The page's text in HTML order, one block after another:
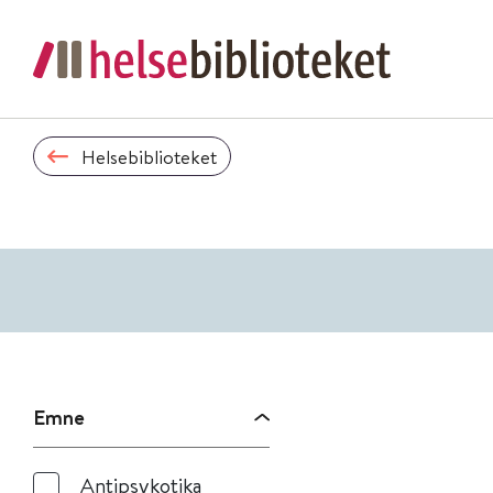
Helsebiblioteket
Emne
Antipsykotika